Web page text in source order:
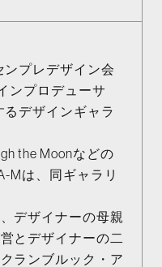
プレデザイン会
ンプロデューサ
デザインギャラ
the Moonなどの
Mは、同ギャラリ
デザイナーの母親
とデザイナーの二
ランブルック・ア